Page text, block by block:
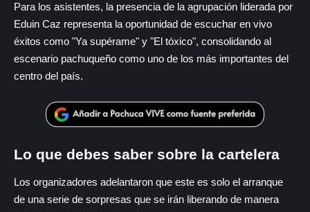
Para los asistentes, la presencia de la agrupación liderada por
Eduin Caz representa la oportunidad de escuchar en vivo
éxitos como "Ya supérame" y "El tóxico", consolidando al
escenario pachuqueño como uno de los más importantes del
centro del país.
Lo que debes saber sobre la cartelera
Los organizadores adelantaron que este es solo el arranque
de una serie de sorpresas que se irán liberando de manera